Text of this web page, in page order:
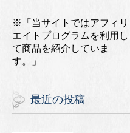
※「当サイトではアフィリ
エイトプログラムを利用し
て商品を紹介していま
す。」
最近の投稿